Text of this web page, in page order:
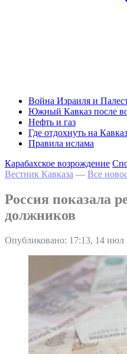
Война Израиля и
Южный Кавказ после
Нефть и газ
Где отдохнуть на
Правила ислама
Карабахское возрождение
Вестник Кавказа — Все
Россия показала
должников
Опубликовано: 17:13, 14